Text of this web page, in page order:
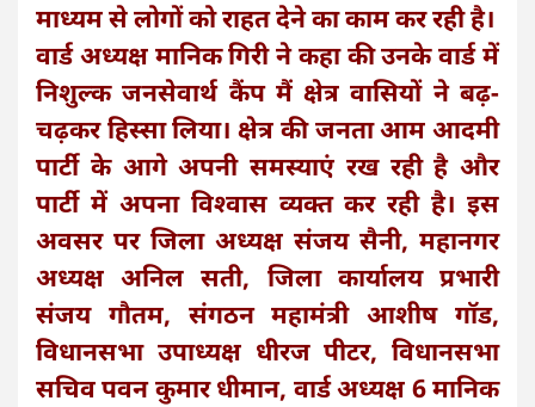
माध्यम से लोगों को राहत देने का काम कर रही है।
वार्ड अध्यक्ष मानिक गिरी ने कहा की उनके वार्ड में
निशुल्क जनसेवार्थ कैंप मैं क्षेत्र वासियों ने बढ़-
चढ़कर हिस्सा लिया। क्षेत्र की जनता आम आदमी
पार्टी के आगे अपनी समस्याएं रख रही है और
पार्टी में अपना विश्वास व्यक्त कर रही है। इस
अवसर पर जिला अध्यक्ष संजय सैनी, महानगर
अध्यक्ष अनिल सती, जिला कार्यालय प्रभारी
संजय गौतम, संगठन महामंत्री आशीष गॉड,
विधानसभा उपाध्यक्ष धीरज पीटर, विधानसभा
सचिव पवन कुमार धीमान, वार्ड अध्यक्ष 6 मानिक